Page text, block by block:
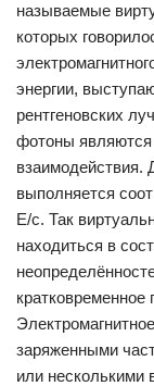
называемые
которых
энергии,
рентгеновских
фотоны являются
взаимодействия.
выполняется
Е/с. Так
находиться в
кратковременное
заряженными
или